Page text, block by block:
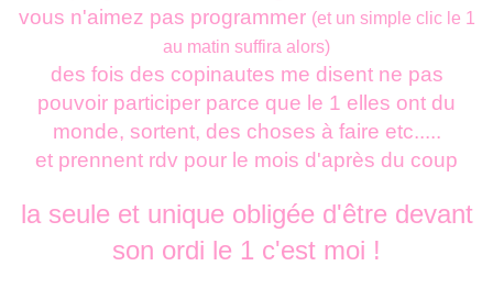
vous n'aimez pas programmer (et un simple clic le 1
au matin suffira alors)
des fois des copinautes me disent ne pas
pouvoir participer parce que le 1 elles ont du
monde, sortent, des choses à faire etc.....
et prennent rdv pour le mois d'après du coup
la seule et unique obligée d'être devant
son ordi le 1 c'est moi !